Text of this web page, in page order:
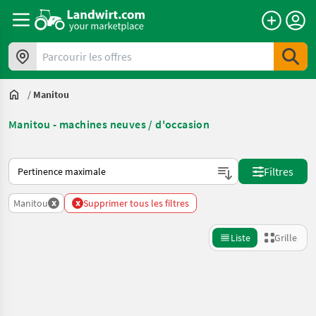
Parcourir les offres
/ Manitou
Manitou - machines neuves / d'occasion
Voici comment les annonces sont triées sur Landwirt.com
Filtres
Manitou x x Supprimer tous les filtres
Liste Grille